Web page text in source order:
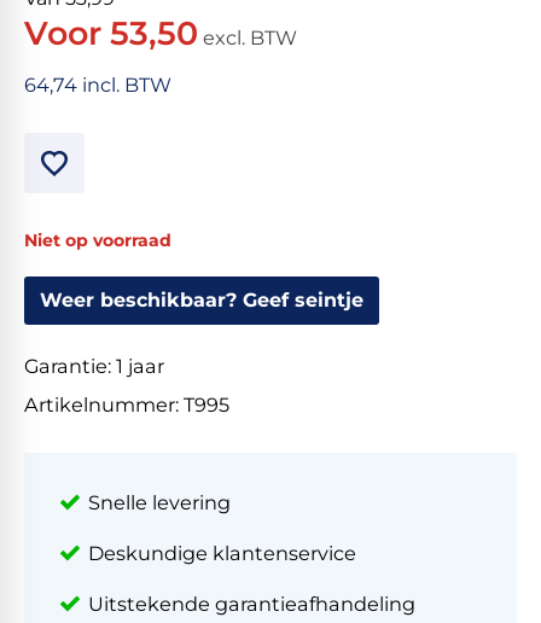
Voor 53,50 excl. BTW
64,74 incl. BTW
Niet op voorraad
Weer beschikbaar? Geef seintje
Garantie: 1 jaar
Artikelnummer: T995
Snelle levering
Deskundige klantenservice
Uitstekende garantieafhandeling